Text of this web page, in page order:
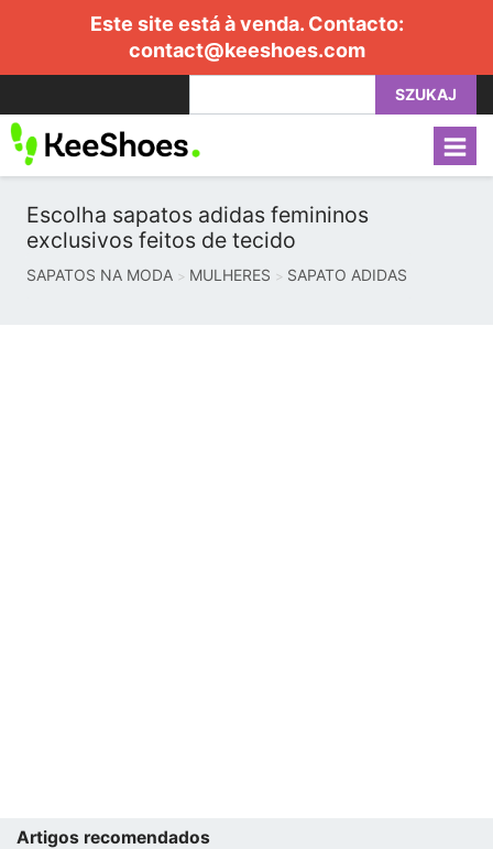
Este site está à venda. Contacto:
contact@keeshoes.com
SZUKAJ
Escolha sapatos adidas femininos
exclusivos feitos de tecido
SAPATOS NA MODA MULHERES SAPATO ADIDAS
Artigos recomendados